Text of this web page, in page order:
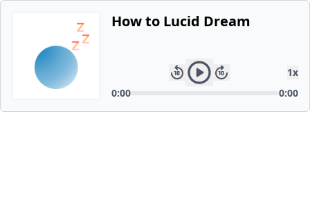
How to Lucid Dream
1x
0:00
0:00